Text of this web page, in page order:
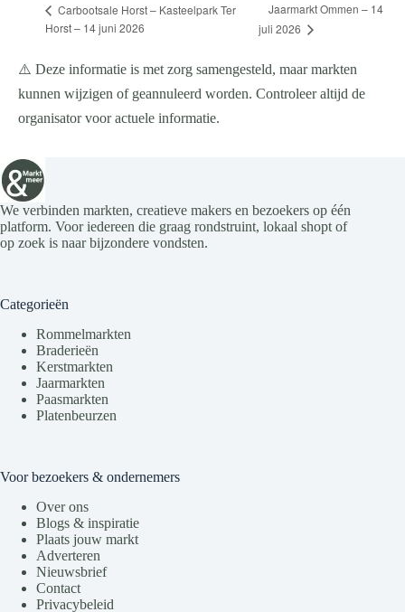
Carbootsale Horst – Kasteelpark Ter
Horst – 14 juni 2026
Jaarmarkt Ommen – 14
juli 2026
⚠️ Deze informatie is met zorg samengesteld, maar markten
kunnen wijzigen of geannuleerd worden. Controleer altijd de
organisator voor actuele informatie.
We verbinden markten, creatieve makers en bezoekers op één
platform. Voor iedereen die graag rondstruint, lokaal shopt of
op zoek is naar bijzondere vondsten.
Categorieën
Rommelmarkten
Braderieën
Kerstmarkten
Jaarmarkten
Paasmarkten
Platenbeurzen
Voor bezoekers & ondernemers
Over ons
Blogs & inspiratie
Plaats jouw markt
Adverteren
Nieuwsbrief
Contact
Privacybeleid